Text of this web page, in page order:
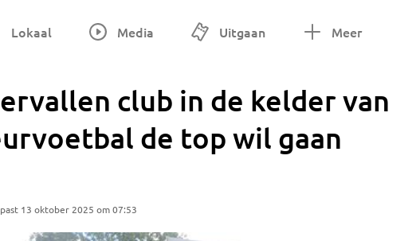
Lokaal Media Uitgaan Meer
club in de kelder van
de top wil gaan
13 oktober 2025 om 07:53